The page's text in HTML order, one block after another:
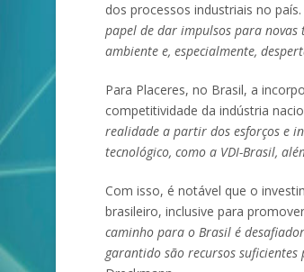
dos processos industriais no país.
papel de dar impulsos para novas
ambiente e, especialmente,
Para Placeres, no Brasil, a
competitividade da indústria
realidade a partir dos esforços e
tecnológico, como a VDI-Brasil,
Com isso, é notável que o
brasileiro, inclusive para
caminho para o Brasil é
garantido são recursos